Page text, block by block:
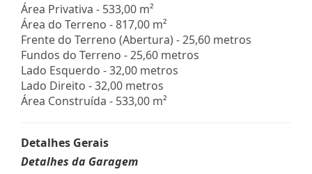
Área Privativa - 533,00 m²
Área do Terreno - 817,00 m²
Frente do Terreno (Abertura) - 25,60 metros
Fundos do Terreno - 25,60 metros
Lado Esquerdo - 32,00 metros
Lado Direito - 32,00 metros
Área Construída - 533,00 m²
Detalhes Gerais
Detalhes da Garagem